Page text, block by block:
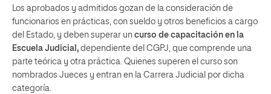
Los aprobados y admitidos gozan de la consideración de
funcionarios en prácticas, con sueldo y otros beneficios a cargo
del Estado, y deben superar un curso de capacitación en la
Escuela Judicial, dependiente del CGPJ, que comprende una
parte teórica y otra práctica. Quienes superen el curso son
nombrados Jueces y entran en la Carrera Judicial por dicha
categoría.